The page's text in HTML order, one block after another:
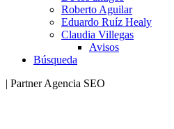
Roberto Aguilar
Eduardo Ruíz Healy
Claudia Villegas
Avisos
Búsqueda
| Partner Agencia SEO